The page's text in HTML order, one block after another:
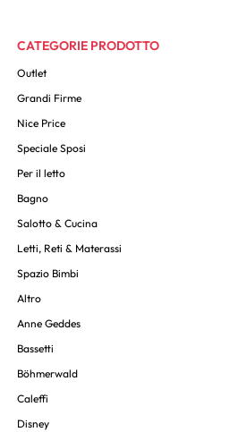
CATEGORIE PRODOTTO
Outlet
Grandi Firme
Nice Price
Speciale Sposi
Per il letto
Bagno
Salotto & Cucina
Letti, Reti & Materassi
Spazio Bimbi
Altro
Anne Geddes
Bassetti
Böhmerwald
Caleffi
Disney